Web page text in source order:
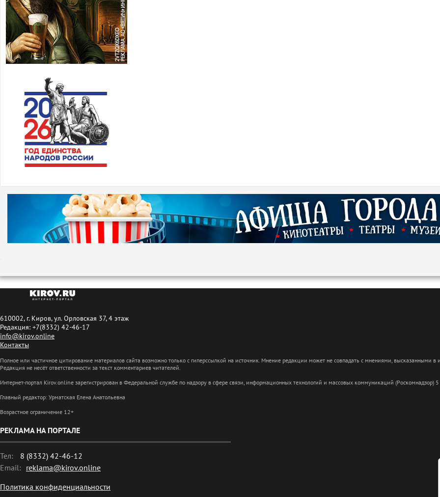
610002, г. Киров, ул. Орловская 37, 4 этаж
Редакция: +7(8332) 42-46-17
info@kirov.online
Контакты
Полное или частичное цитирование материалов сайта возможно только с гиперссылкой на источник. Мнение редакции может не совпадать с мнениями, высказанными
Редакция не несёт ответственности за текст комментариев читателей.
Интернет-портал Kirov.online зарегистрирован в Федеральной службе по надзору в сфере связи, информационных технологий и массовых коммуникаций
Главный редактор: Урматская Елена Анатольевна
Возрастное ограничение 12+
РЕКЛАМА НА ПОРТАЛЕ
Тел:
8 (8332) 42-46-12
Email: reklama@kirov.online
Политика конфиденциальности